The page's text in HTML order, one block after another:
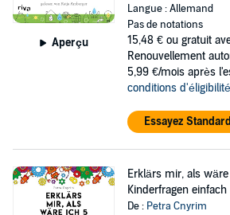
Dieses Hörbuch erklärt auf anschauliche
Zusammenhänge rund um den
versteht.
©2022 riva Verlag (P)2024 riva Verlag
Aperçu
Langue : Allemand
Pas de notations
15,48 € ou gratuit
Renouvellement
5,99 €/mois après
conditions d'éligibilité
Essayez
Erklärs mir, als
Kinderfragen
De : Petra Cnyrim